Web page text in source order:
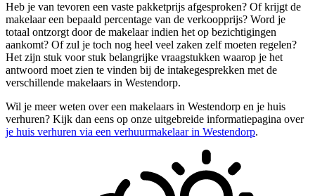
Heb je van tevoren een vaste pakketprijs afgesproken? Of krijgt de
makelaar een bepaald percentage van de verkoopprijs? Word je
totaal ontzorgt door de makelaar indien het op bezichtigingen
aankomt? Of zul je toch nog heel veel zaken zelf moeten regelen?
Het zijn stuk voor stuk belangrijke vraagstukken waarop je het
antwoord moet zien te vinden bij de intakegesprekken met de
verschillende makelaars in Westendorp.
Wil je meer weten over een makelaars in Westendorp en je huis
verhuren? Kijk dan eens op onze uitgebreide informatiepagina over
je huis verhuren via een verhuurmakelaar in Westendorp.